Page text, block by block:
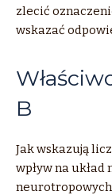
zlecić
wskazać
B
Jak wskazują
wpływ na układ
neurotropowych